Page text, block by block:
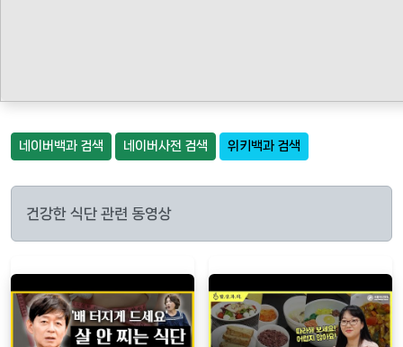
네이버백과 검색 네이버사전 검색 위키백과 검색
건강한 식단 관련 동영상